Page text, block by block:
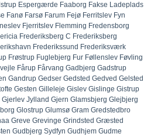
Espergærde Faaborg Fakse Ladeplads
Fanø Farsø Farum Fejø Ferritslev Fyn
Fjerritslev Flemming Fredensborg
Frederiksberg C Frederiksberg
Frederikssund Frederiksværk
Frøstrup Fuglebjerg Fur Føllenslev Føvling
Fårup Fårvang Gadbjerg Gadstrup
Gandrup Gedser Gedsted Gedved Gelsted
Gesten Gilleleje Gislev Gislinge Gistrup
Gjerlev Jylland Gjern Glamsbjerg Glejbjerg
Glostrup Glumsø Gram Gredstedbro
Greve Grevinge Grindsted Græsted
Gudbjerg Sydfyn Gudhjem Gudme